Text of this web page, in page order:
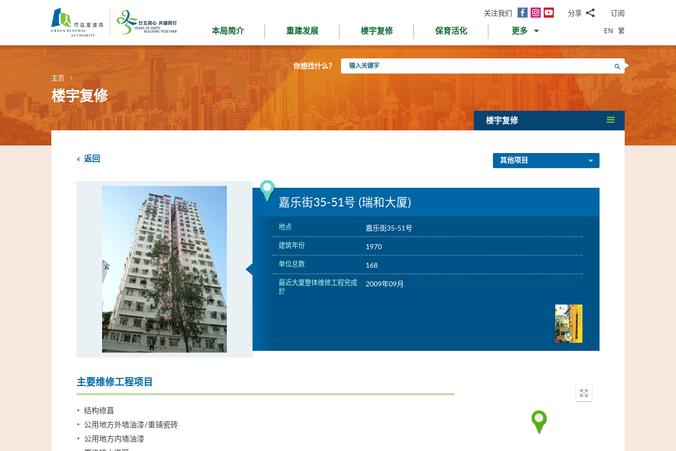
内
关注我们
面
InstagramYouTube分享
邮WhatsApp
微
信
面
书Twitter
LinkedIn
微
订阅
本局简介 重建发展 楼宇复修 保育活化 更多 EN 繁
你想找什么？
入
搜寻
主页
楼宇复修
楼宇复修
返回 其他项目
嘉乐街35-51号 (瑞和大厦)
地点 嘉乐街35-51号
建筑年份 1970
单位总数 168
最近大厦整体维修工程完成
於
2009年09月
主要维修工程项目
结构修葺
公用地方外墙油漆/重铺瓷砖
公用地方内墙油漆
Enter
fullscreen